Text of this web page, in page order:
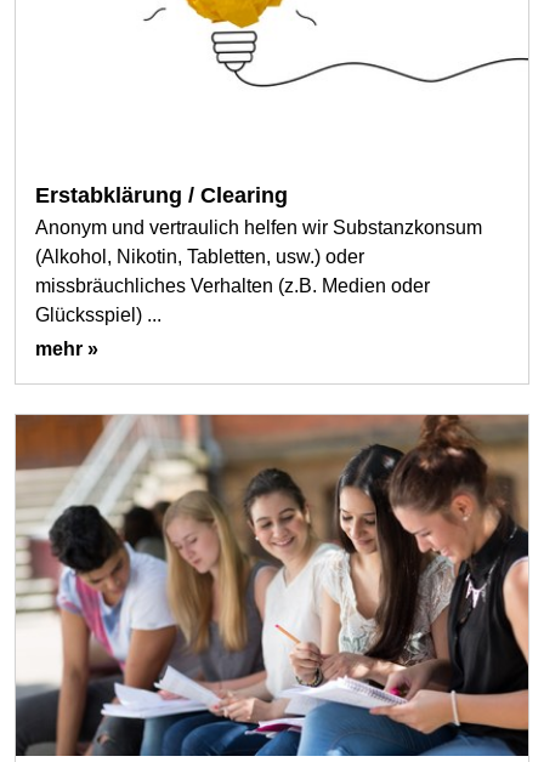
Erstabklärung / Clearing
Anonym und vertraulich helfen wir Substanzkonsum
(Alkohol, Nikotin, Tabletten, usw.) oder
missbräuchliches Verhalten (z.B. Medien oder
Glücksspiel) ...
mehr »